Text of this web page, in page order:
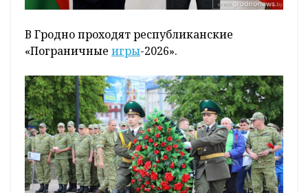
В Гродно проходят республиканские
«Пограничные игры-2026».